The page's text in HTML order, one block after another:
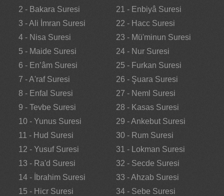
2 - Bakara Suresi
3 - Ali İmran Suresi
4 - Nisa Suresi
5 - Maide Suresi
6 - En’âm Suresi
7 - A'raf Suresi
8 - Enfal Suresi
9 - Tevbe Suresi
10 - Yunus Suresi
11 - Hud Suresi
12 - Yusuf Suresi
13 - Ra'd Suresi
14 - İbrahim Suresi
15 - Hicr Suresi
21 - Enbiyâ Suresi
22 - Hacc Suresi
23 - Mü'minun Suresi
24 - Nur Suresi
25 - Furkan Suresi
26 - Şuara Suresi
27 - Neml Suresi
28 - Kasas Suresi
29 - Ankebut Suresi
30 - Rum Suresi
31 - Lokman Suresi
32 - Secde Suresi
33 - Ahzab Suresi
34 - Sebe Suresi